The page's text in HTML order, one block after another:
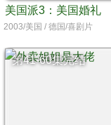
美国派3：美国婚礼
2003/美国 / 德国/喜剧片
第41-60集完结